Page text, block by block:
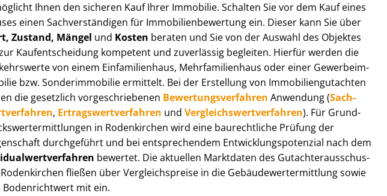
Ihnen den sicheren Kauf Ihrer Immobilie. Schalten Sie vor dem Kauf eines
einen Sach­ver­stän­di­gen für Im­mo­bi­li­en­be­wer­tung ein. Dieser kann Sie über
Zustand, Mängel und Kosten beraten und Sie von der Auswahl des Objektes
Kauf­ent­schei­dung kompetent und zuverlässig begleiten. Hierfür werden die
von einem Einfamilienhaus, Mehr­fa­mi­li­en­haus oder einer Ge­wer­be­im­
bzw. Sonderimmobilie ermittelt. Bei der Erstellung von Im­mo­bi­li­en­gut­ach­ten
die gesetzlich vor­ge­schrie­be­nen Be­wer­tungs­ver­fah­ren Anwendung (Sach­
, Er­trags­wert­ver­fah­ren und Ver­gleichs­wert­ver­fah­ren). Für Grund­
in Rodenkirchen wird eine baurechtliche Prüfung der
durchgeführt und bei entsprechendem Ent­wick­lungs­po­ten­zi­al nach dem
bewertet. Die aktuellen Marktdaten des Gut­ach­ter­aus­schus­
fließen über Ver­gleichs­prei­se in die Ge­bäu­de­wert­ermitt­lung sowie
Bodenrichtwert mit ein.